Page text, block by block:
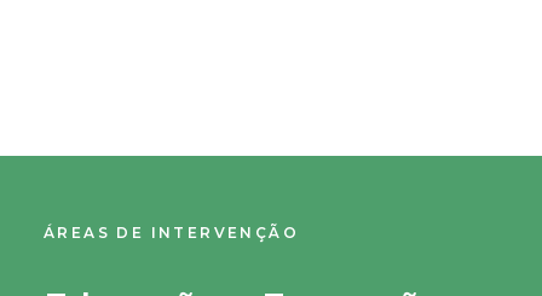
ÁREAS DE INTERVENÇÃO